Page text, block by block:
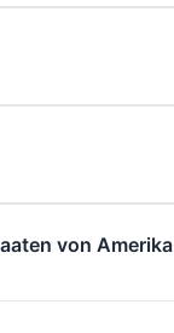
von Amerika